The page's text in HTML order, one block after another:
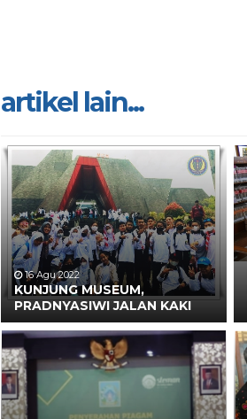
artikel lain...
16 Agu 2022
KUNJUNG MUSEUM,
PRADNYASIWI JALAN KAKI